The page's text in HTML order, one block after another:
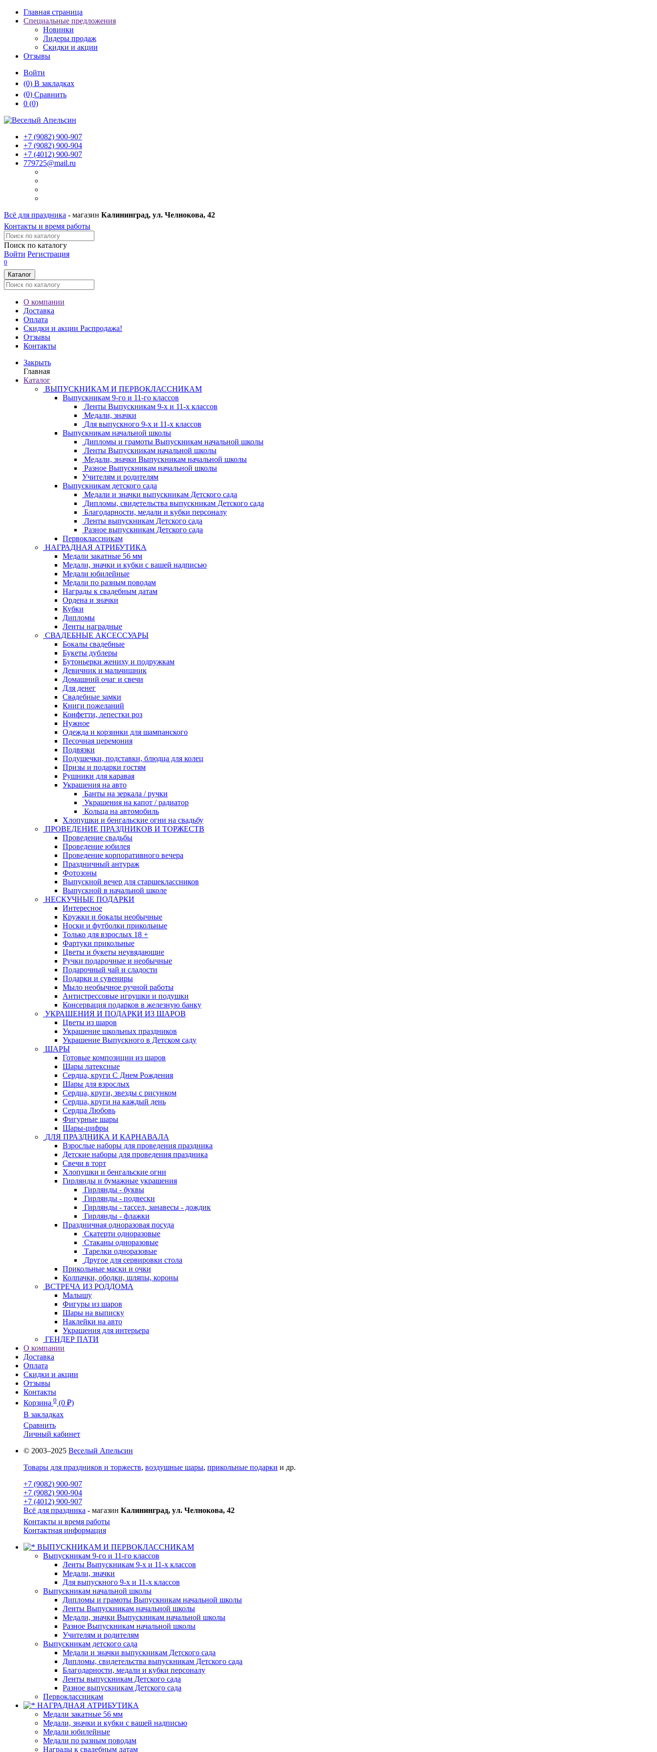
Главная страница
Специальные предложения
Новинки
Лидеры продаж
Скидки и акции
Отзывы
Войти
(0) В закладках
(0) Сравнить
0 (0)
+7 (9082) 900-907
+7 (9082) 900-904
+7 (4012) 900-907
779725@mail.ru
Всё для праздника - магазин Калининград, ул. Челнокова, 42
Контакты и время работы
Поиск по каталогу
Войти Регистрация
0
Каталог
О компании
Доставка
Оплата
Скидки и акции Распродажа!
Отзывы
Контакты
Закрыть
Главная
Каталог
ВЫПУСКНИКАМ И ПЕРВОКЛАССНИКАМ
Выпускникам 9-го и 11-го классов
Ленты Выпускникам 9-х и 11-х классов
Медали, значки
Для выпускного 9-х и 11-х классов
Выпускникам начальной школы
Дипломы и грамоты Выпускникам начальной школы
Ленты Выпускникам начальной школы
Медали, значки Выпускникам начальной школы
Разное Выпускникам начальной школы
Учителям и родителям
Выпускникам детского сада
Медали и значки выпускникам Детского сада
Дипломы, свидетельства выпускникам Детского сада
Благодарности, медали и кубки персоналу
Ленты выпускникам Детского сада
Разное выпускникам Детского сада
Первоклассникам
НАГРАДНАЯ АТРИБУТИКА
Медали закатные 56 мм
Медали, значки и кубки с вашей надписью
Медали юбилейные
Медали по разным поводам
Награды к свадебным датам
Ордена и значки
Кубки
Дипломы
Ленты наградные
СВАДЕБНЫЕ АКСЕССУАРЫ
Бокалы свадебные
Букеты дублеры
Бутоньерки жениху и подружкам
Девичник и мальчишник
Домашний очаг и свечи
Для денег
Свадебные замки
Книги пожеланий
Конфетти, лепестки роз
Нужное
Одежда и корзинки для шампанского
Песочная церемония
Подвязки
Подушечки, подставки, блюдца для колец
Призы и подарки гостям
Рушники для каравая
Украшения на авто
Банты на зеркала / ручки
Украшения на капот / радиатор
Кольца на автомобиль
Хлопушки и бенгальские огни на свадьбу
ПРОВЕДЕНИЕ ПРАЗДНИКОВ И ТОРЖЕСТВ
Проведение свадьбы
Проведение юбилея
Проведение корпоративного вечера
Праздничный антураж
Фотозоны
Выпускной вечер для старшеклассников
Выпускной в начальной школе
НЕСКУЧНЫЕ ПОДАРКИ
Интересное
Кружки и бокалы необычные
Носки и футболки прикольные
Только для взрослых 18 +
Фартуки прикольные
Цветы и букеты неувядающие
Ручки подарочные и необычные
Подарочный чай и сладости
Подарки и сувениры
Мыло необычное ручной работы
Антистрессовые игрушки и подушки
Консервация подарков в железную банку
УКРАШЕНИЯ И ПОДАРКИ ИЗ ШАРОВ
Цветы из шаров
Украшение школьных праздников
Украшение Выпускного в Детском саду
ШАРЫ
Готовые композиции из шаров
Шары латексные
Сердца, круги С Днем Рождения
Шары для взрослых
Сердца, круги, звезды с рисунком
Сердца, круги на каждый день
Сердца Любовь
Фигурные шары
Шары-цифры
ДЛЯ ПРАЗДНИКА И КАРНАВАЛА
Взрослые наборы для проведения праздника
Детские наборы для проведения праздника
Свечи в торт
Хлопушки и бенгальские огни
Гирлянды и бумажные украшения
Гирлянды - буквы
Гирлянды - подвески
Гирлянды - тассел, занавесы - дождик
Гирлянды - флажки
Праздничная одноразовая посуда
Скатерти одноразовые
Стаканы одноразовые
Тарелки одноразовые
Другое для сервировки стола
Прикольные маски и очки
Колпачки, ободки, шляпы, короны
ВСТРЕЧА ИЗ РОДДОМА
Малышу
Фигуры из шаров
Шары на выписку
Наклейки на авто
Украшения для интерьера
ГЕНДЕР ПАТИ
О компании
Доставка
Оплата
Скидки и акции
Отзывы
Контакты
Корзина 0 (0 ₽)
В закладках
Сравнить
Личный кабинет
© 2003–2025 Веселый Апельсин
Товары для праздников и торжеств, воздушные шары, прикольные подарки и др.
+7 (9082) 900-907
+7 (9082) 900-904
+7 (4012) 900-907
Всё для праздника - магазин Калининград, ул. Челнокова, 42
Контакты и время работы
Контактная информация
ВЫПУСКНИКАМ И ПЕРВОКЛАССНИКАМ
Выпускникам 9-го и 11-го классов
Ленты Выпускникам 9-х и 11-х классов
Медали, значки
Для выпускного 9-х и 11-х классов
Выпускникам начальной школы
Дипломы и грамоты Выпускникам начальной школы
Ленты Выпускникам начальной школы
Медали, значки Выпускникам начальной школы
Разное Выпускникам начальной школы
Учителям и родителям
Выпускникам детского сада
Медали и значки выпускникам Детского сада
Дипломы, свидетельства выпускникам Детского сада
Благодарности, медали и кубки персоналу
Ленты выпускникам Детского сада
Разное выпускникам Детского сада
Первоклассникам
НАГРАДНАЯ АТРИБУТИКА
Медали закатные 56 мм
Медали, значки и кубки с вашей надписью
Медали юбилейные
Медали по разным поводам
Награды к свадебным датам